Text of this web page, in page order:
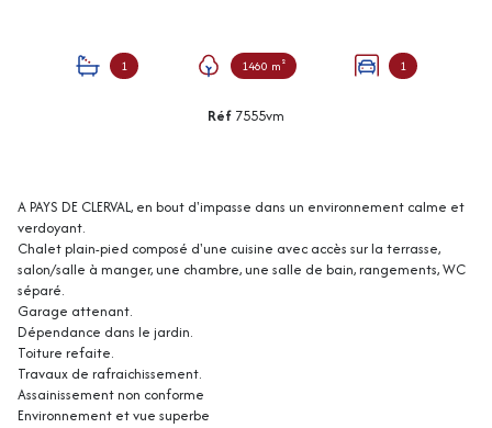
1 1460 m² 1
Réf 7555vm
A PAYS DE CLERVAL, en bout d'impasse dans un environnement calme et
verdoyant.
Chalet plain-pied composé d'une cuisine avec accès sur la terrasse,
salon/salle à manger, une chambre, une salle de bain, rangements, WC
séparé.
Garage attenant.
Dépendance dans le jardin.
Toiture refaite.
Travaux de rafraichissement.
Assainissement non conforme
Environnement et vue superbe